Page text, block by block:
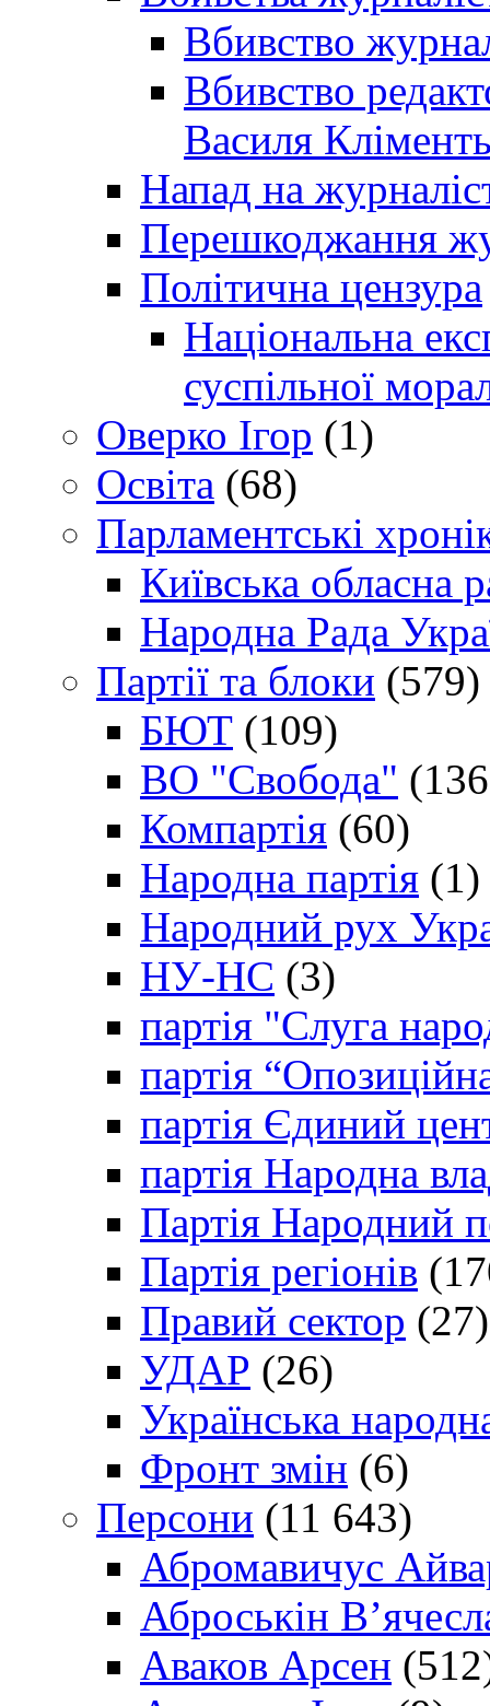
Вбивство
Вбивство
Василя
Напад на
Перешкоджання
Політична цензура
Національна
суспільної
Оверко Ігор (1)
Освіта (68)
Парламентські
Київська обласна
Народна Рада
Партії та блоки (579)
БЮТ (109)
ВО "Свобода"
Компартія (60)
Народна партія (1)
Народний рух
НУ-НС (3)
партія "Слуга
партія
партія Єдиний
партія Народна
Партія Народний
Партія регіонів
Правий сектор (27)
УДАР (26)
Українська
Фронт змін (6)
Персони (11 643)
Абромавичус
Аброськін
Аваков Арсен